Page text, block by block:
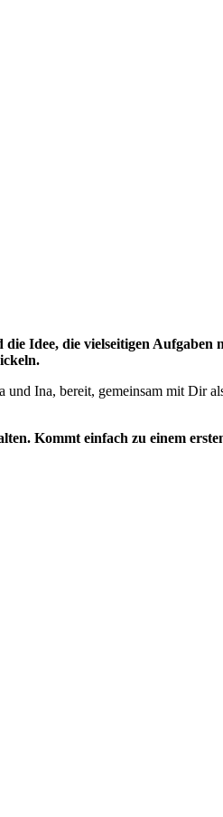
Idee, die vielseitigen Aufgaben
Ina, bereit, gemeinsam mit Dir
Kommt einfach zu einem